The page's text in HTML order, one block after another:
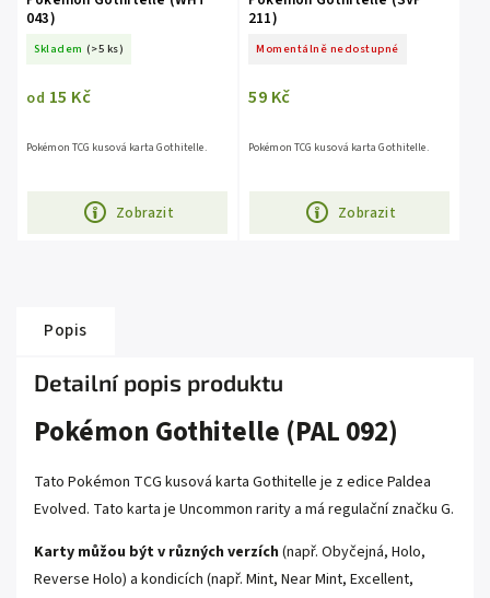
043)
Skladem (>5 ks)
od 15 Kč
Zobrazit
Pokémon TCG kusová karta Gothitelle.
211)
Momentálně nedostupné
59 Kč
Zobrazit
Pokémon TCG kusová karta Gothitelle.
Popis
Detailní popis produktu
Pokémon Gothitelle (PAL 092)
Tato Pokémon TCG kusová karta Gothitelle je z edice Paldea
Evolved. Tato karta je Uncommon rarity a má regulační značku G.
Karty můžou být v různých verzích (např. Obyčejná, Holo,
Reverse Holo) a kondicích (např. Mint, Near Mint, Excellent,